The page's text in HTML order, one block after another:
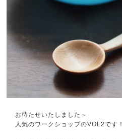
お待たせいたしました～
人気のワークショップのVOL2です！